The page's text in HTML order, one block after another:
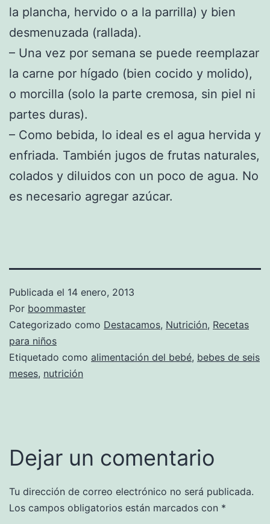
la plancha, hervido o a la parrilla) y bien
desmenuzada (rallada).
– Una vez por semana se puede reemplazar
la carne por hígado (bien cocido y molido),
o morcilla (solo la parte cremosa, sin piel ni
partes duras).
– Como bebida, lo ideal es el agua hervida y
enfriada. También jugos de frutas naturales,
colados y diluidos con un poco de agua. No
es necesario agregar azúcar.
Publicada el 14 enero, 2013
Por boommaster
Categorizado como Destacamos, Nutrición, Recetas
para niños
Etiquetado como alimentación del bebé, bebes de seis
meses, nutrición
Dejar un comentario
Tu dirección de correo electrónico no será publicada.
Los campos obligatorios están marcados con *